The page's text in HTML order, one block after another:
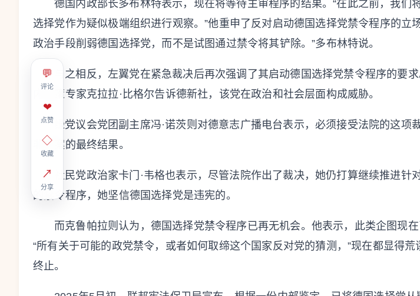
💬
评论
❤
点赞
◇
收藏
↗
分享
德国内政部长多布林特表示，现在将等待主审程序的结果。“在此之前，我们
选择党作为疑似极端组织进行观察。”他重申了反对启动德国选择党禁令程序的立
政治手段削弱德国选择党，而不是试图通过禁令将其铲除。”多布林特说。
与之相反，左翼党在紧急裁决后再次强调了其启动德国选择党禁令程序的要
内政策专家克拉拉·比格尔告诉德新社，该党在政治和社会层面构成威胁。
绿党议会党团副主席冯·诺茨则对德意志广播电台表示，必须接受法院的这项
非此案的最终结果。
社民党政治家卡门·韦格也表示，尽管法院作出了裁决，她仍打算继续推进针
的禁令程序，她坚信德国选择党是违宪的。
而克鲁帕拉则认为，德国选择党禁令程序已再无机会。他表示，此类企图现在
“所有关于可能的政党禁令，或者如何取缔这个国家反对党的猜测，”现在都显得荒
终止。